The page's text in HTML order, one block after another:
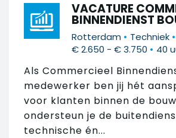
VACATURE
BINNENDIENST
Rotterdam • Techniek •
€ 2.650 - € 3.750 • 40
Als Commercieel
medewerker ben jij hét
voor klanten binnen de
ondersteun je de
technische én...